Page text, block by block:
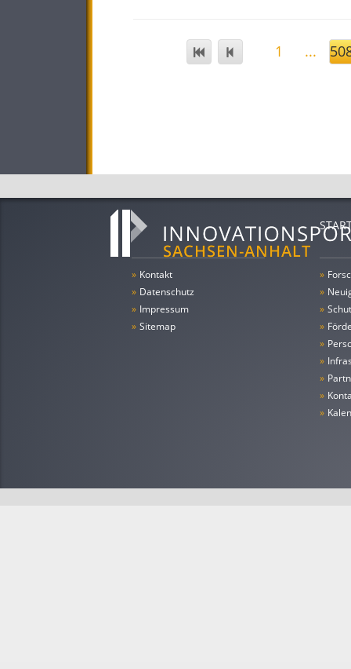
1 ...
» Kontakt
» Datenschutz
» Impressum
» Sitemap
»
»
»
»
»
»
»
»
»